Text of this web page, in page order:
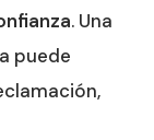
. Una
puede